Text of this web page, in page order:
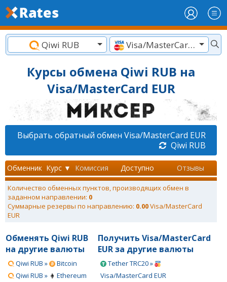
Qiwi RUB Visa/MasterCard EUR
Курсы обмена Qiwi RUB на
Visa/MasterCard EUR
Выбрать обратный обмен Visa/MasterCard EUR
Qiwi RUB
Обменник Курс ▼ Комиссия Доступно Отзывы
Количество обменных пунктов, производящих обмен в
заданном направлении: 0
Суммарные резервы по направлению: 0.00Visa/MasterCard
EUR
Обменять Qiwi RUB
на другие валюты
Qiwi RUB »
Bitcoin
Qiwi RUB »
Ethereum
Получить Visa/MasterCard
EUR за другие валюты
Tether TRC20 »
Visa/MasterCard EUR